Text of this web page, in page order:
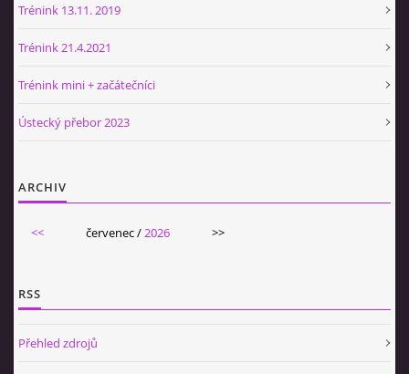
Trénink 13.11. 2019
Trénink 21.4.2021
Trénink mini + začátečníci
Ústecký přebor 2023
ARCHIV
<< červenec /2026 >>
RSS
Přehled zdrojů